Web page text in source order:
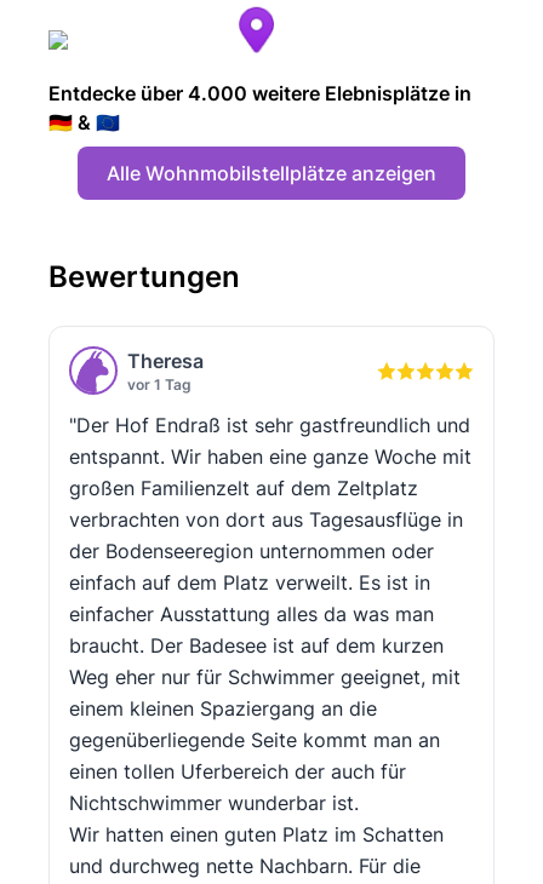
Entdecke über 4.000 weitere Elebnisplätze in
🇩🇪 & 🇪🇺
Alle Wohnmobilstellplätze anzeigen
Bewertungen
Theresa
vor 1 Tag
"Der Hof Endraß ist sehr gastfreundlich und
entspannt. Wir haben eine ganze Woche mit
großen Familienzelt auf dem Zeltplatz
verbrachten von dort aus Tagesausflüge in
der Bodenseeregion unternommen oder
einfach auf dem Platz verweilt. Es ist in
einfacher Ausstattung alles da was man
braucht. Der Badesee ist auf dem kurzen
Weg eher nur für Schwimmer geeignet, mit
einem kleinen Spaziergang an die
gegenüberliegende Seite kommt man an
einen tollen Uferbereich der auch für
Nichtschwimmer wunderbar ist.
Wir hatten einen guten Platz im Schatten
und durchweg nette Nachbarn. Für die